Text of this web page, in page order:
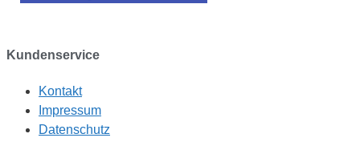
Kundenservice
Kontakt
Impressum
Datenschutz